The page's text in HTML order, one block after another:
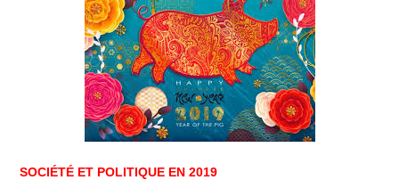
SOCIÉTÉ ET POLITIQUE EN 2019